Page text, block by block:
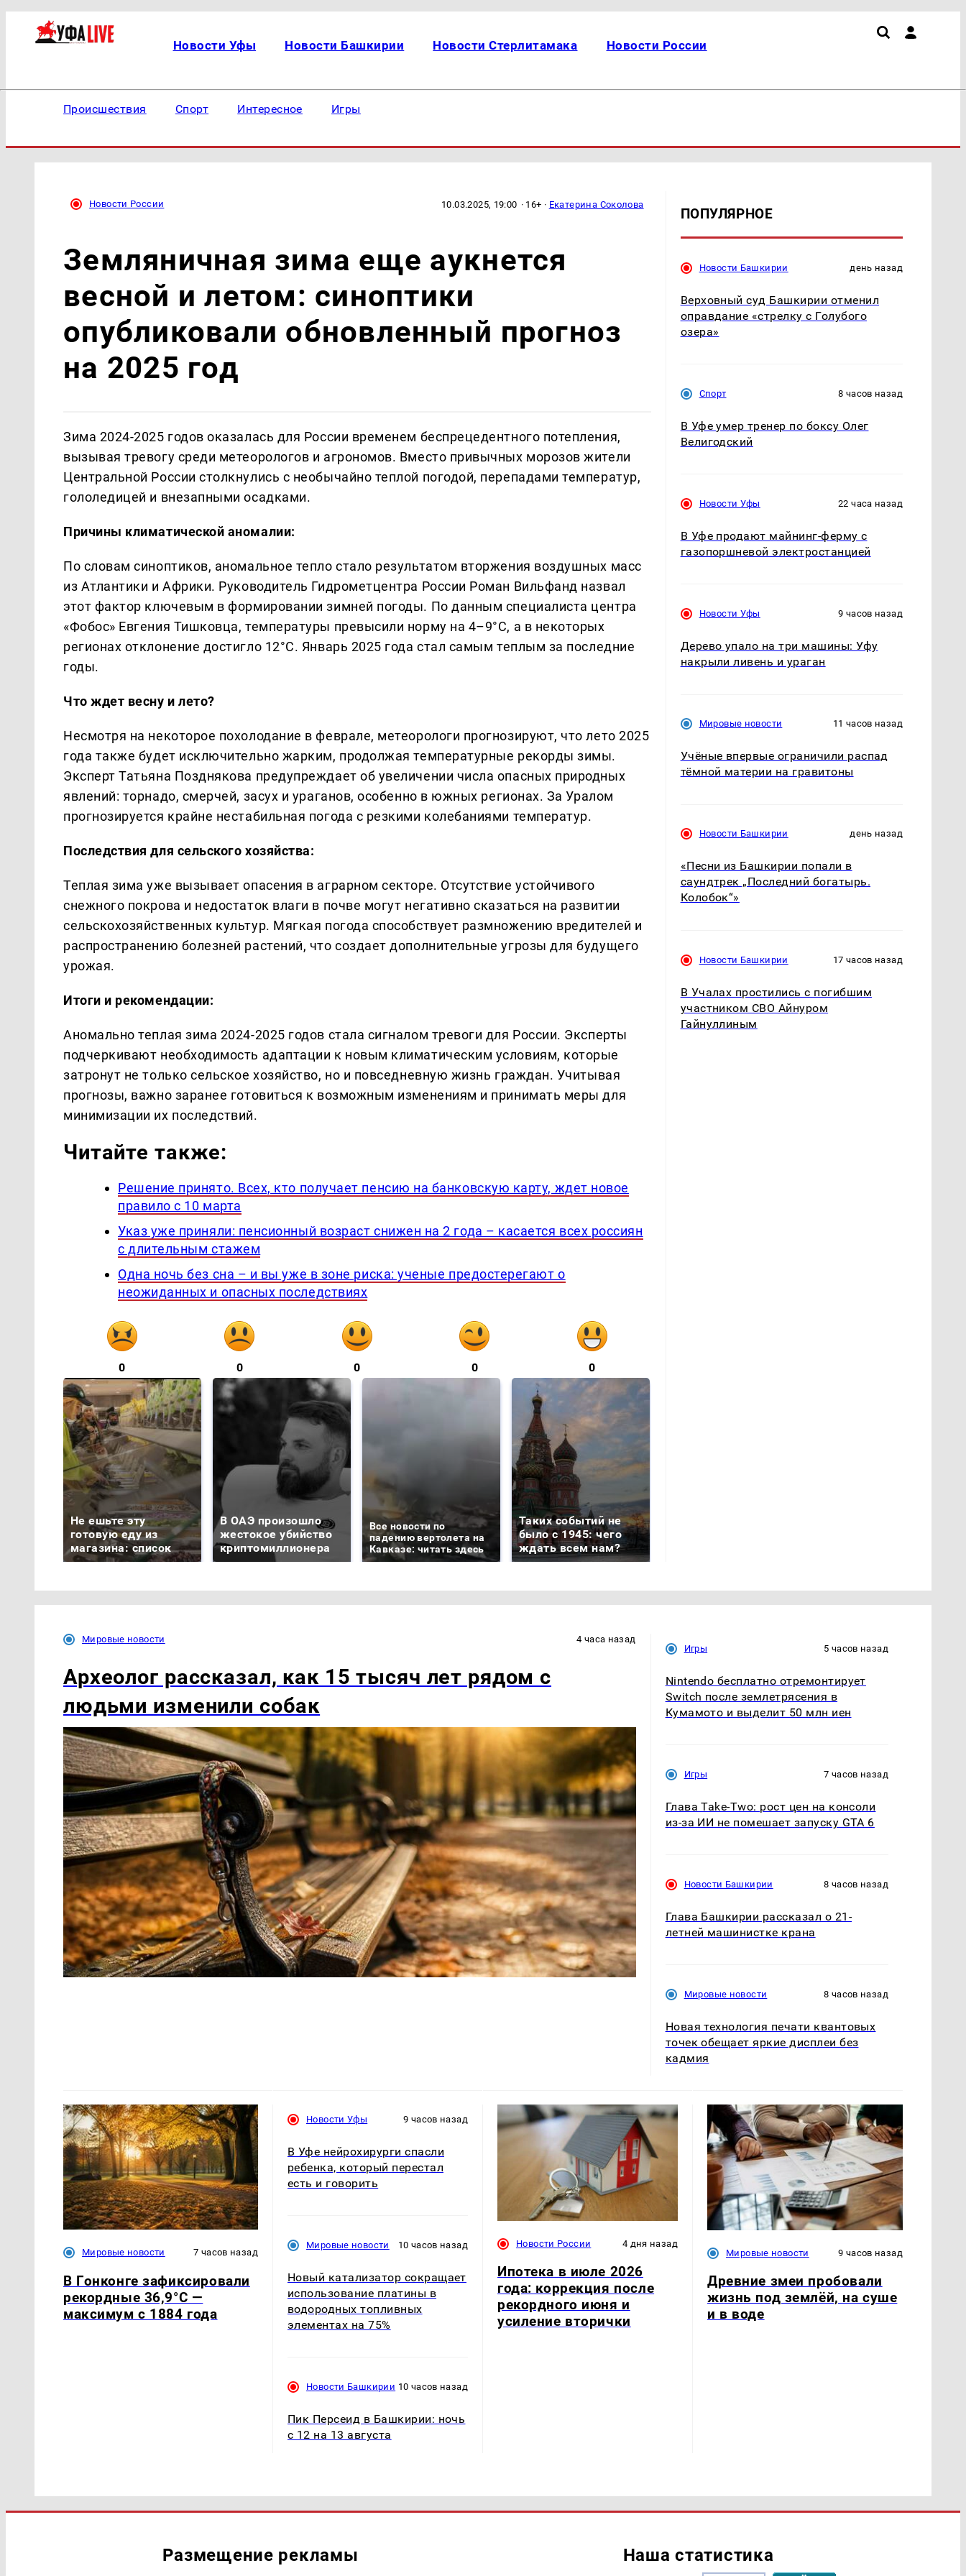
Новости Уфы Новости Башкирии Новости Стерлитамака Новости России
Происшествия Спорт Интересное Игры
Новости России 10.03.2025, 19:00 · 16+ · Екатерина Соколова
Земляничная зима еще аукнется
весной и летом: синоптики
опубликовали обновленный прогноз
на 2025 год
Зима 2024-2025 годов оказалась для России временем беспрецедентного потепления,
вызывая тревогу среди метеорологов и агрономов. Вместо привычных морозов жители
Центральной России столкнулись с необычайно теплой погодой, перепадами температур,
гололедицей и внезапными осадками.
Причины климатической аномалии:
По словам синоптиков, аномальное тепло стало результатом вторжения воздушных масс
из Атлантики и Африки. Руководитель Гидрометцентра России Роман Вильфанд назвал
этот фактор ключевым в формировании зимней погоды. По данным специалиста центра
«Фобос» Евгения Тишковца, температуры превысили норму на 4–9°C, а в некоторых
регионах отклонение достигло 12°C. Январь 2025 года стал самым теплым за последние
годы.
Что ждет весну и лето?
Несмотря на некоторое похолодание в феврале, метеорологи прогнозируют, что лето 2025
года также будет исключительно жарким, продолжая температурные рекорды зимы.
Эксперт Татьяна Позднякова предупреждает об увеличении числа опасных природных
явлений: торнадо, смерчей, засух и ураганов, особенно в южных регионах. За Уралом
прогнозируется крайне нестабильная погода с резкими колебаниями температур.
Последствия для сельского хозяйства:
Теплая зима уже вызывает опасения в аграрном секторе. Отсутствие устойчивого
снежного покрова и недостаток влаги в почве могут негативно сказаться на развитии
сельскохозяйственных культур. Мягкая погода способствует размножению вредителей и
распространению болезней растений, что создает дополнительные угрозы для будущего
урожая.
Итоги и рекомендации:
Аномально теплая зима 2024-2025 годов стала сигналом тревоги для России. Эксперты
подчеркивают необходимость адаптации к новым климатическим условиям, которые
затронут не только сельское хозяйство, но и повседневную жизнь граждан. Учитывая
прогнозы, важно заранее готовиться к возможным изменениям и принимать меры для
минимизации их последствий.
Читайте также:
Решение принято. Всех, кто получает пенсию на банковскую карту, ждет новое
правило с 10 марта
Указ уже приняли: пенсионный возраст снижен на 2 года – касается всех россиян
с длительным стажем
Одна ночь без сна – и вы уже в зоне риска: ученые предостерегают о
неожиданных и опасных последствиях
0 0 0 0 0
Не ешьте эту
готовую еду из
магазина: список
В ОАЭ произошло
жестокое убийство
криптомиллионера
Все новости по
падению вертолета на
Кавказе: читать здесь
Таких событий не
было с 1945: чего
ждать всем нам?
ПОПУЛЯРНОЕ
Новости Башкирии день назад
Верховный суд Башкирии отменил
оправдание «стрелку с Голубого
озера»
Спорт 8 часов назад
В Уфе умер тренер по боксу Олег
Велигодский
Новости Уфы 22 часа назад
В Уфе продают майнинг-ферму с
газопоршневой электростанцией
Новости Уфы 9 часов назад
Дерево упало на три машины: Уфу
накрыли ливень и ураган
Мировые новости 11 часов назад
Учёные впервые ограничили распад
тёмной материи на гравитоны
Новости Башкирии день назад
«Песни из Башкирии попали в
саундтрек „Последний богатырь.
Колобок“»
Новости Башкирии 17 часов назад
В Учалах простились с погибшим
участником СВО Айнуром
Гайнуллиным
Мировые новости 4 часа назад
Археолог рассказал, как 15 тысяч лет рядом с
людьми изменили собак
Игры 5 часов назад
Nintendo бесплатно отремонтирует
Switch после землетрясения в
Кумамото и выделит 50 млн иен
Игры 7 часов назад
Глава Take-Two: рост цен на консоли
из-за ИИ не помешает запуску GTA 6
Новости Башкирии 8 часов назад
Глава Башкирии рассказал о 21-
летней машинистке крана
Мировые новости 8 часов назад
Новая технология печати квантовых
точек обещает яркие дисплеи без
кадмия
Мировые новости 7 часов назад
В Гонконге зафиксировали
рекордные 36,9°C —
максимум с 1884 года
Новости Уфы 9 часов назад
В Уфе нейрохирурги спасли
ребенка, который перестал
есть и говорить
Мировые новости 10 часов назад
Новый катализатор сокращает
использование платины в
водородных топливных
элементах на 75%
Новости Башкирии 10 часов назад
Пик Персеид в Башкирии: ночь
с 12 на 13 августа
Новости России 4 дня назад
Ипотека в июле 2026
года: коррекция после
рекордного июня и
усиление вторички
Мировые новости 9 часов назад
Древние змеи пробовали
жизнь под землёй, на суше
и в воде
Размещение рекламы Наша статистика